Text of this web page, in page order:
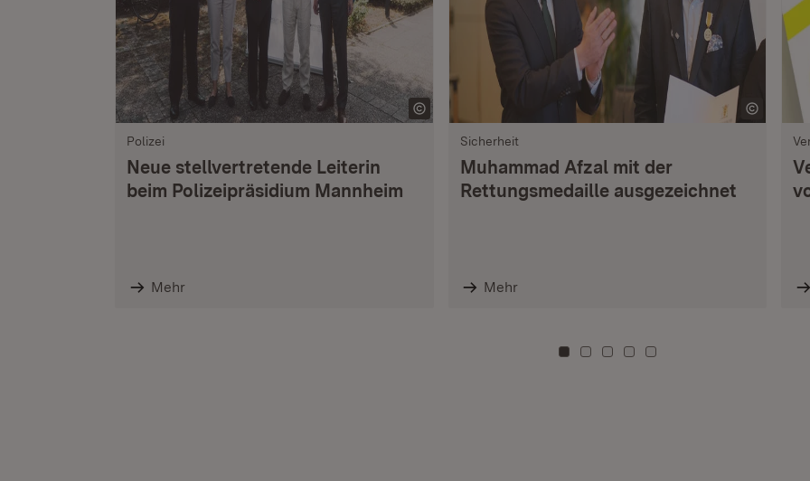
Polizei
Neue stellvertretende Leiterin
beim Polizeipräsidium Mannheim
Mehr
Sicherheit
Muhammad Afzal mit der
Rettungsmedaille ausgezeichnet
Mehr
Zu Kachel: 0
Zu Kachel: 3
Zu Kachel: 6
Zu Kachel: 9
Zu Kachel: 12